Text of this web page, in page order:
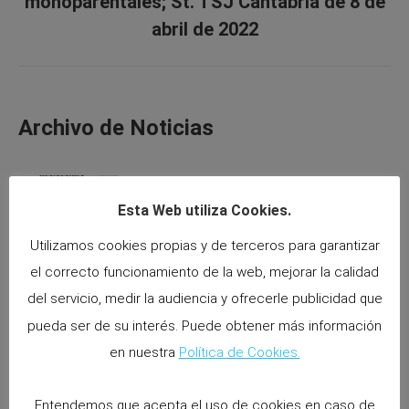
post:
abril de 2022
Archivo de Noticias
documentales y de Información en el
11 mayo 2026
El Supremo declara nulo la reducción
de las retribuciones variables por IT o
permisos.
Esta Web utiliza Cookies.
Utilizamos cookies propias y de terceros para garantizar
el correcto funcionamiento de la web, mejorar la calidad
del servicio, medir la audiencia y ofrecerle publicidad que
pueda ser de su interés. Puede obtener más información
en nuestra Política de Cookies.
Entendemos que acepta el uso de cookies en caso de